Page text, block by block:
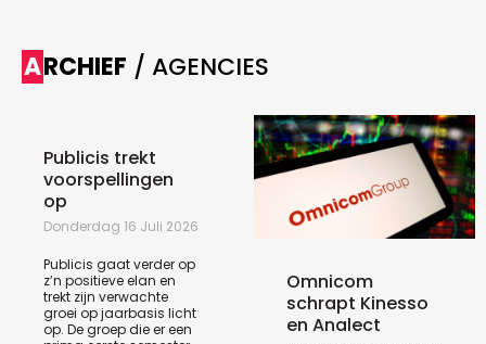
ARCHIEF / AGENCIES
Publicis trekt
voorspellingen
op
Donderdag 16 Juli 2026
Publicis gaat verder op
z’n positieve elan en
trekt zijn verwachte
groei op jaarbasis licht
op. De groep die er een
Omnicom
schrapt Kinesso
en Analect